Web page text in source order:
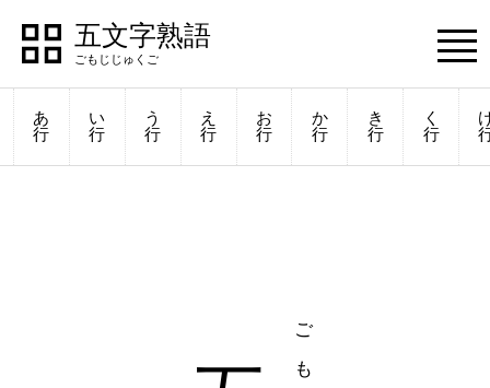
五文字熟語
あ
行
い
行
う
行
え
行
お
行
か
行
き
行
く
行
五文字熟語